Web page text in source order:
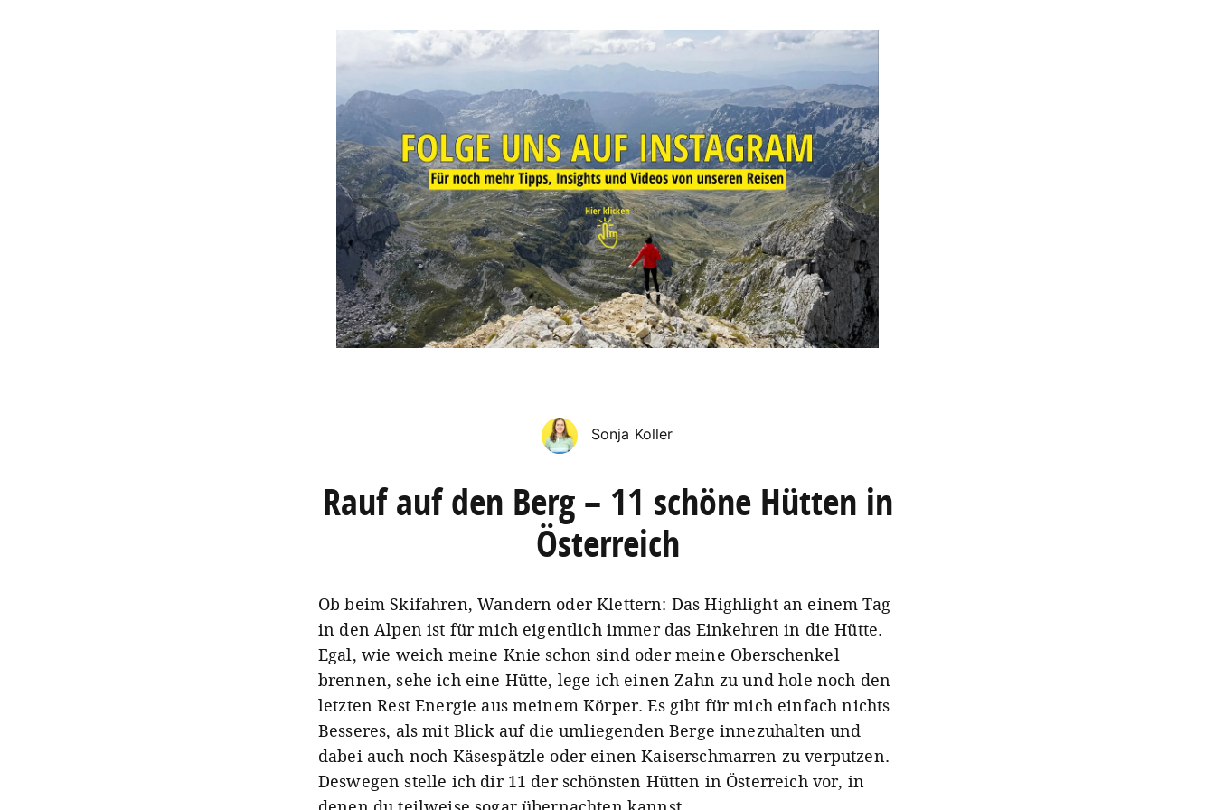
Sonja Koller
Rauf auf den Berg – 11 schöne Hütten in
Österreich
Ob beim Skifahren, Wandern oder Klettern: Das Highlight an einem Tag
in den Alpen ist für mich eigentlich immer das Einkehren in die Hütte.
Egal, wie weich meine Knie schon sind oder meine Oberschenkel
brennen, sehe ich eine Hütte, lege ich einen Zahn zu und hole noch den
letzten Rest Energie aus meinem Körper. Es gibt für mich einfach nichts
Besseres, als mit Blick auf die umliegenden Berge innezuhalten und
dabei auch noch Käsespätzle oder einen Kaiserschmarren zu verputzen.
Deswegen stelle ich dir 11 der schönsten Hütten in Österreich vor, in